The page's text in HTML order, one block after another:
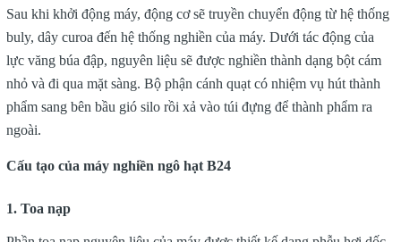
Sau khi khởi động máy, động cơ sẽ truyền chuyển động từ hệ thống
buly, dây curoa đến hệ thống nghiền của máy. Dưới tác động của
lực văng búa đập, nguyên liệu sẽ được nghiền thành dạng bột cám
nhỏ và đi qua mặt sàng. Bộ phận cánh quạt có nhiệm vụ hút thành
phẩm sang bên bầu gió silo rồi xả vào túi đựng để thành phẩm ra
ngoài.
Cấu tạo của máy nghiền ngô hạt B24
1. Toa nạp